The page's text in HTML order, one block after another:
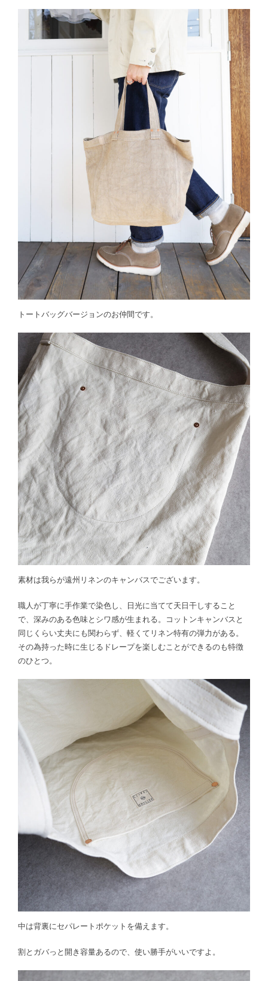
トートバッグバージョンのお仲間です。
素材は我らが遠州リネンのキャンバスでございます。
職人が丁寧に手作業で染色し、日光に当てて天日干しすること
で、深みのある色味とシワ感が生まれる。コットンキャンバスと
同じくらい丈夫にも関わらず、軽くてリネン特有の弾力がある。
その為持った時に生じるドレープを楽しむことができるのも特徴
のひとつ。
中は背裏にセパレートポケットを備えます。
割とガバっと開き容量あるので、使い勝手がいいですよ。